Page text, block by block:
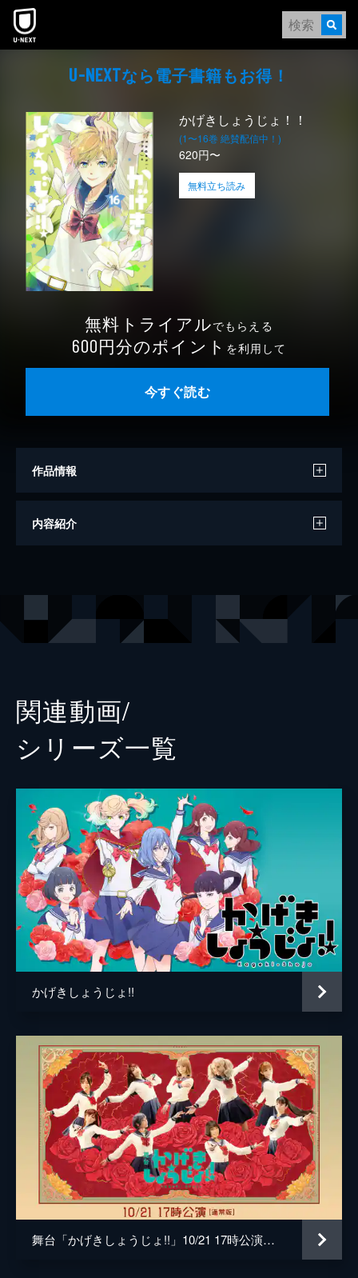
本文へスキップ
U-NEXTなら電⼦書籍もお得！
かげきしょうじょ！！
(1〜16巻 絶賛配信中！)
620円〜
無料立ち読み
無料トライアルでもらえる
600円分のポイント を利用して
今すぐ読む
作品情報
著者
内容紹介
関連動画/
シリーズ⼀覧
かげきしょうじょ!!
舞台「かげきしょうじょ!!」10/21 17時公演【通常版】